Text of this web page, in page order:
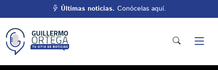
Últimas noticias. Conócelas aquí.